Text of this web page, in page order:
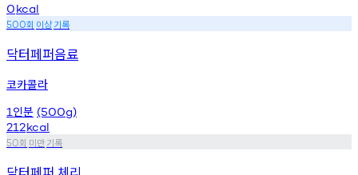
0kcal
500회 이상기록
닥터페퍼음료
코카콜라
1 인분 (500g)
212kcal
50회 미만기록